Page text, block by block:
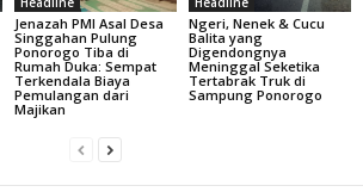
Jenazah PMI Asal Desa
Singgahan Pulung
Ponorogo Tiba di
Rumah Duka: Sempat
Terkendala Biaya
Pemulangan dari
Majikan
Ngeri, Nenek & Cucu
Balita yang
Digendongnya
Meninggal Seketika
Tertabrak Truk di
Sampung Ponorogo